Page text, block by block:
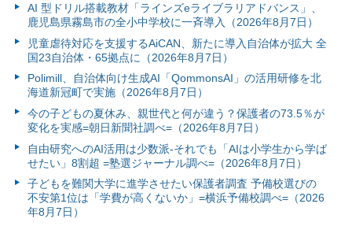
AI 型ドリル搭載教材「ラインズeライブラリアドバンス」、
鹿児島県霧島市の全小中学校に一斉導入（2026年8月7日）
児童虐待対応を支援するAiCAN、新たに導入自治体が拡大 全
国23自治体・65拠点に（2026年8月7日）
Polimill、自治体向け生成AI「QommonsAI」の活用研修を北
海道新冠町で実施（2026年8月7日）
今の子どもの夏休み、親世代と何が違う？保護者の73.5％が
変化を実感=朝日新聞社調べ=（2026年8月7日）
自由研究へのAI活用は少数派-それでも「AIは小学生から学ば
せたい」8割超 =塾選ジャーナル調べ=（2026年8月7日）
子どもを難関大学に進学させたい保護者調査 予備校選びの
不安第1位は「学費が高くないか」=横浜予備校調べ=（2026
年8月7日）